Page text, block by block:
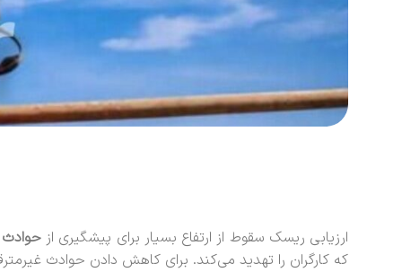
ارزیابی ریسک سقوط از ارتفاع بسیار برای پیشگیری ازحوادث
که کارگران را تهدید می‌کند. برای کاهش دادن حوادث